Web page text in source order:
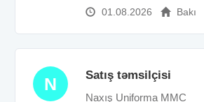
01.08.2026 Bakı
N Satış təmsilçisi
Naxış Uniforma MMC